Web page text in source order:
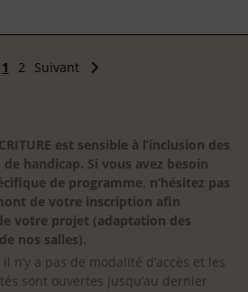
1 2 Suivant
est sensible à l’inclusion des
handicap. Si vous avez besoin
de programme, n’hésitez pas
de votre inscription afin
votre projet (adaptation des
nos salles).
n’y a pas de modalité d’accès et les
sont ouvertes jusqu’au dernier